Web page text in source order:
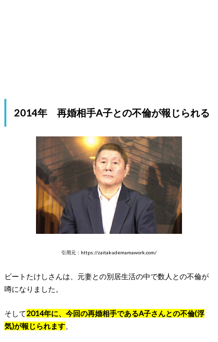
2014年 再婚相手A子との不倫が報じられる
引用元：https://zaitakudemamawork.com/
ビートたけしさんは、元妻との別居生活の中で数人との不倫が
噂になりました。
そして2014年に、今回の再婚相手であるA子さんとの不倫(浮
気)が報じられます。